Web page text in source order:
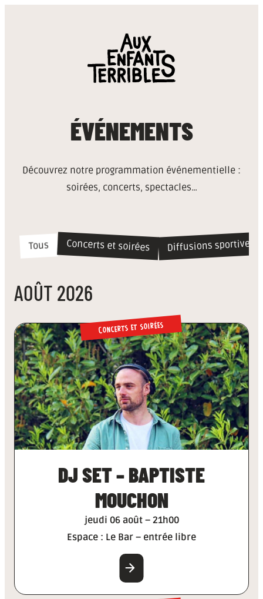
ÉVÉNEMENTS
Découvrez notre programmation événementielle :
soirées, concerts, spectacles…
Tous Concerts et soirées Diffusions sportives
AOÛT 2026
Concerts et soirées
DJ SET – BAPTISTE
MOUCHON
jeudi 06 août – 21h00
Espace : Le Bar – entrée libre
EN SAVOIR PLUS